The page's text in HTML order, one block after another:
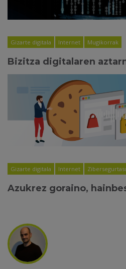
Gizarte digitala Internet Mugikorrak
Bizitza digitalaren
Gizarte digitala Internet
Azukrez goraino,